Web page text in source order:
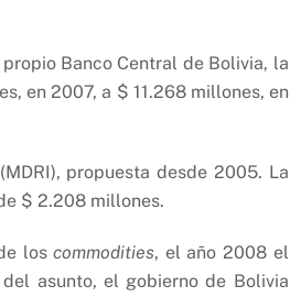
Banco Central de Bolivia, la
en 2007, a $ 11.268 millones, en
propuesta desde 2005. La
$ 2.208 millones.
loscommodities, el año 2008 el
asunto, el gobierno de Bolivia